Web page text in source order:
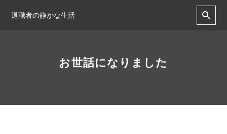
退職者の静かな生活
お世話になりました